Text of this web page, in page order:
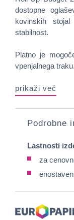
dostopne
kovinskih
stabilnost.
Platno je
vpenjalnega
prikaži več
Podrobne
Lastnosti
za